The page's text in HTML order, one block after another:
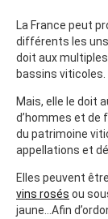
La France peut
différents les
doit aux
bassins viticoles.
Mais, elle le doit
d’hommes et de
du patrimoine
appellations et
Elles peuvent
vins rosés ou
jaune…Afin